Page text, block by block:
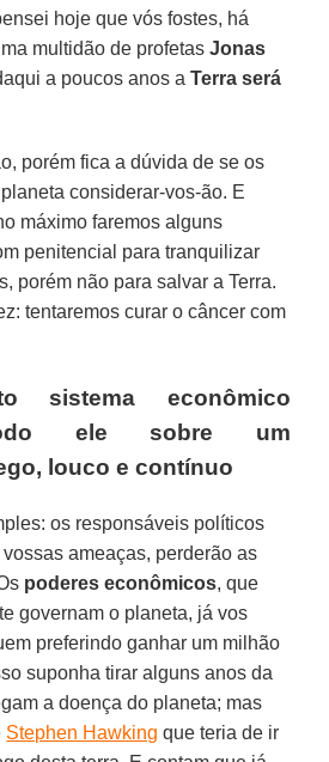
hoje que vós fostes, há
multidão de profetasJonas
a poucos anos aTerra será
porém fica a dúvida de se os
considerar-vos-ão. E
máximo faremos alguns
penitencial para tranquilizar
porém não para salvar a Terra.
tentaremos curar o câncer com
sistema econômico
ele sobre um
louco e contínuo
os responsáveis políticos
ameaças, perderão as
poderes econômicos, que
governam o planeta, já vos
preferindo ganhar um milhão
suponha tirar alguns anos da
a doença do planeta; mas
Stephen Hawking que teria de ir